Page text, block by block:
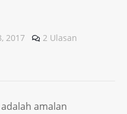
2017 2 Ulasan
amalan